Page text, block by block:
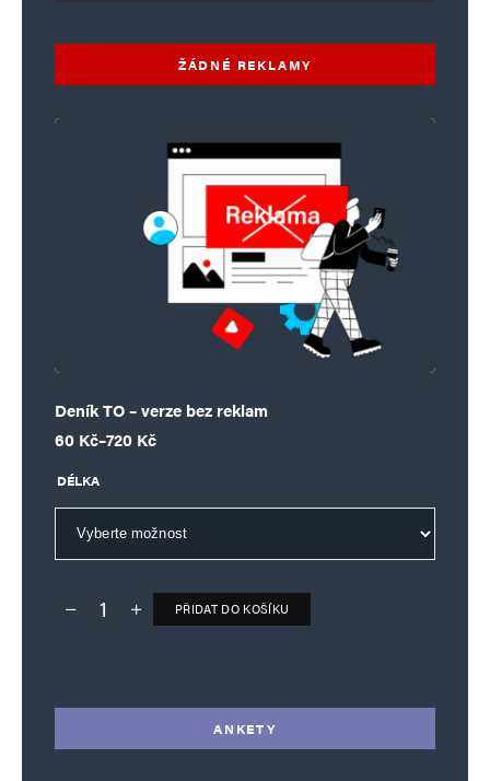
ŽÁDNÉ REKLAMY
Deník TO – verze bez reklam
60 Kč–720 Kč
Rozpětí cen: 60 Kč až 720 Kč
DÉLKA
Deník TO – verze bez reklam množství
PŘIDAT DO KOŠÍKU
ANKETY